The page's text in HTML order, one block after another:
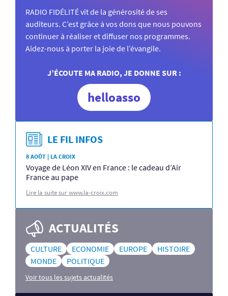
RADIO FIDÉLITÉ vit de la générosité de ses
auditeurs. C’est grâce à vos dons que nous pouvons
continuer à réaliser et diffuser nos programmes.
Aidez-nous à porter la joie de l’évangile.
J’ÉCOUTE MA RADIO, JE DONNE SUR :
helloasso
LE FIL INFOS
8 AOÛT | LA CROIX
Voyage de Léon XIV en France : le cadeau d’Air
France au pape
Lire la suite sur www.la-croix.com
ACTUALITÉS
CULTURE ECONOMIE EUROPE
HISTOIRE
MONDE
POLITIQUE
Voir tous les sujets actualités